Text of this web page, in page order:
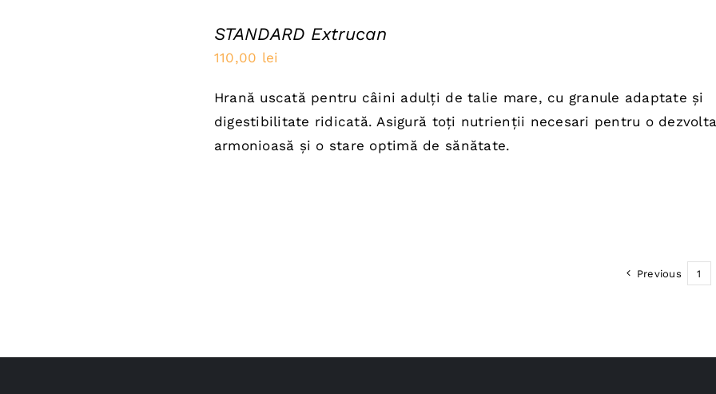
STANDARD Extrucan
110,00 lei
Hrană uscată pentru câini adulți de talie mare, cu granule adaptate și
digestibilitate ridicată. Asigură toți nutrienții necesari pentru o
armonioasă și o stare optimă de sănătate.
Previous 1